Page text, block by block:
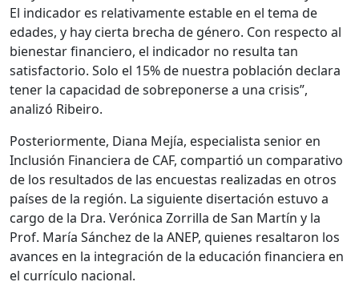
El indicador es relativamente estable en el tema de
edades, y hay cierta brecha de género. Con respecto al
bienestar financiero, el indicador no resulta tan
satisfactorio. Solo el 15% de nuestra población declara
tener la capacidad de sobreponerse a una crisis”,
analizó Ribeiro.
Posteriormente, Diana Mejía, especialista senior en
Inclusión Financiera de CAF, compartió un comparativo
de los resultados de las encuestas realizadas en otros
países de la región. La siguiente disertación estuvo a
cargo de la Dra. Verónica Zorrilla de San Martín y la
Prof. María Sánchez de la ANEP, quienes resaltaron los
avances en la integración de la educación financiera en
el currículo nacional.